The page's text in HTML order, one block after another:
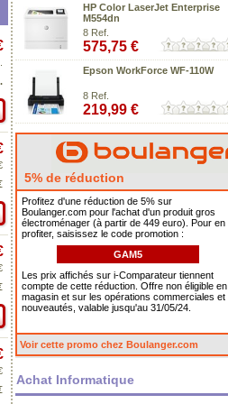
HP Color LaserJet Enterprise
M554dn
8 Ref.
575,75 €
Epson WorkForce WF-110W
8 Ref.
219,99 €
5% de réduction
Profitez d'une réduction de 5% sur
Boulanger.com pour l'achat d'un produit gros
électroménager (à partir de 449 euro). Pour en
profiter, saisissez le code promotion :
GAM5
Les prix affichés sur i-Comparateur tiennent
compte de cette réduction. Offre non éligible en
magasin et sur les opérations commerciales et
nouveautés, valable jusqu'au 31/05/24.
Voir cette promo chez Boulanger.com
Achat Informatique